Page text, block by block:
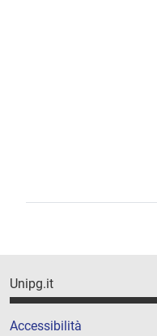
Unipg.it
Accessibilità